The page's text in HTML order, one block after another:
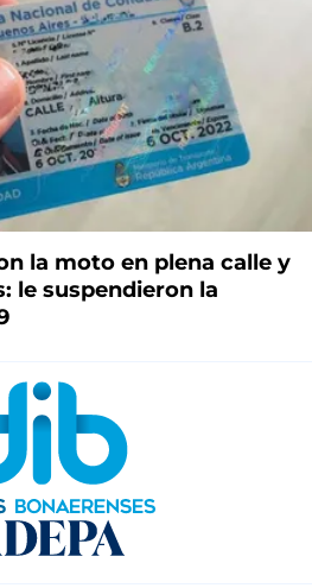
la moto en plena calle y
le suspendieron la